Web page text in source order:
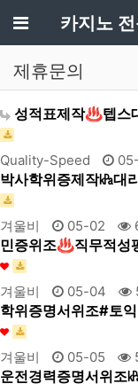
메뉴카지노
제휴문의
성적표제작♨텝스
Quality-Speed
박사학위증제작㎪
겨울비 05-02
민증위조♨직무적성
겨울비 05-04
학위증명서위조#토
겨울비 05-05
운전경력증명서위